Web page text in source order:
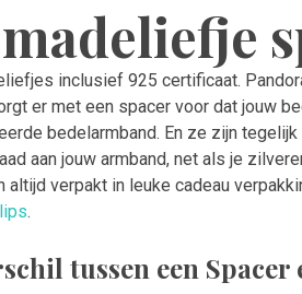
inclusief 925 certificaat.
er met een spacer voor dat jouw
bedelarmband. En ze zijn
aan jouw armband, net als je
altijd verpakt in leuke cadeau
.
tussen een